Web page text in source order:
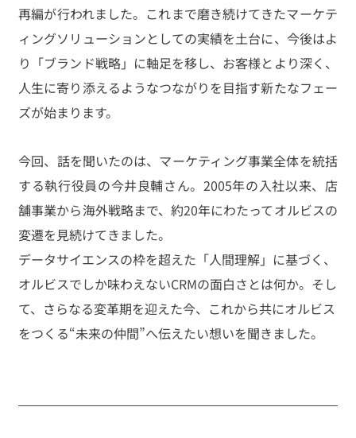
再編が行われました。これまで磨き続けてきたマーケテ
ィングソリューションとしての実績を土台に、今後はよ
り「ブランド戦略」に軸足を移し、お客様とより深く、
人生に寄り添えるようなつながりを目指す新たなフェー
ズが始まります。
今回、話を聞いたのは、マーケティング事業全体を統括
する執行役員の今井良輔さん。2005年の入社以来、店
舗事業から海外戦略まで、約20年にわたってオルビスの
変遷を見続けてきました。
データサイエンスの枠を超えた「人間理解」に基づく、
オルビスでしか味わえないCRMの面白さとは何か。そし
て、さらなる変革期を迎えた今、これから共にオルビス
をつくる“未来の仲間”へ伝えたい想いを聞きました。